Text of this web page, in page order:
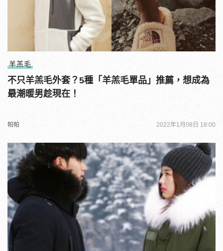
羊羔毛
不只羊羔毛外套？5種「羊羔毛單品」推薦，想成為
最潮暖男趁現在！
帕帕 2022年1月08日 18:00